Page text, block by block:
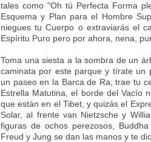
tales como "Oh tú Perfecta Forma
Esquema y Plan para el Hombre
niegues tu Cuerpo o extraviarás el
Espíritu Puro pero por ahora, nena,
Toma una siesta a la sombra de un
caminata por este parque y tírate
un paseo en la Barca de Ra, trae tu
Estrella Matutina, el borde del Vacío
que están en el Tibet, y quizás el
Solar, al frente van Nietzsche y
figuras de ochos perezosos,
Freud y Jung se dan las manos y te